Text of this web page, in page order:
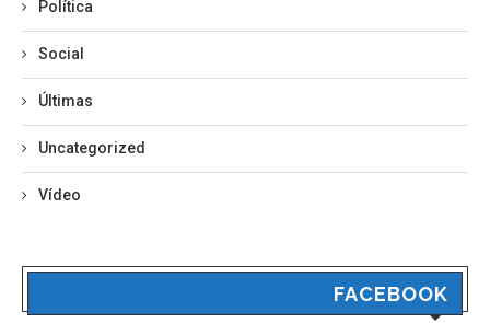
Política
Social
Últimas
Uncategorized
Vídeo
FACEBOOK